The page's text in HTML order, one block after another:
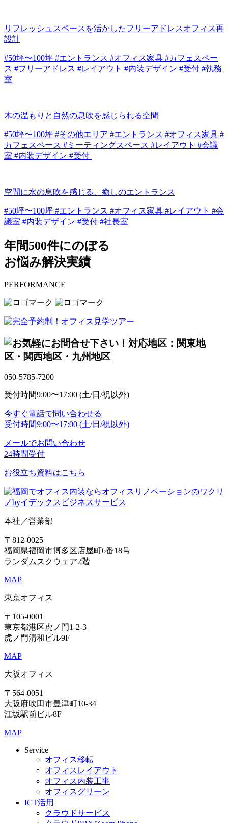
リフレッシュスペースを活かしたフリーアドレスオフィス再
設計
#50坪〜100坪 #エントランス #オフィス家具 #カフェスペー
ス #フリーアドレス #レイアウト #内装デザイン #受付 #執務
室
木の温もりと自然の息吹を感じられる空間
#50坪〜100坪 #その他エリア #エントランス #オフィス家具 #
カフェスペース #ミーティングスペース #レイアウト #会議
室 #内装デザイン #受付
空間に水の息吹を感じる、癒しのエントランス
#50坪〜100坪 #エントランス #オフィス家具 #レイアウト #会
議室 #内装デザイン #受付 #社長室
年間500件にのぼる
お悩み解決実績
PERFORMANCE
対応地区：関東地
区・関西地区・九州地区
050-5785-7200
受付時間9:00〜17:00 (土/日/祝以外)
今すぐ電話で問い合わせる
受付時間9:00〜17:00 (土/日/祝以外)
メールでお問い合わせ
24時間受付
お役立ち資料はこちら
本社／営業部
〒812-0025
福岡県福岡市博多区店屋町6番18号
ランダムスクウェア2階
MAP
東京オフィス
〒105-0001
東京都港区虎ノ門1-2-3
虎ノ門清和ビル9F
MAP
大阪オフィス
〒564-0051
大阪府吹田市豊津町10-34
江坂駅前ビル8F
MAP
Service
オフィス移転
オフィスレイアウト
オフィス内装工事
オフィスグリーン
ICT活用
クラウドサービス